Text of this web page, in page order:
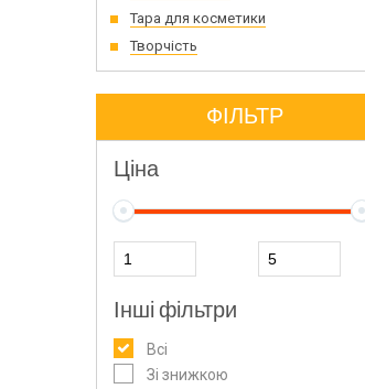
Тара для косметики
Творчість
ФІЛЬТР
Ціна
Інші фільтри
Всі
Зі знижкою